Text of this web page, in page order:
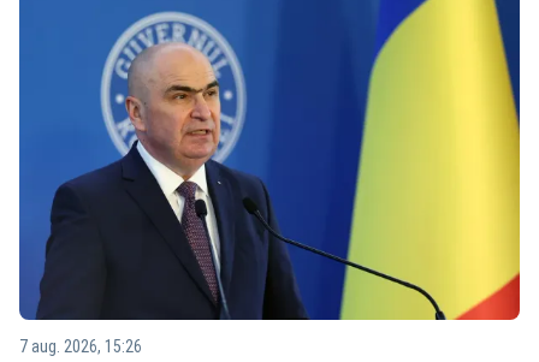
7 aug. 2026, 15:26